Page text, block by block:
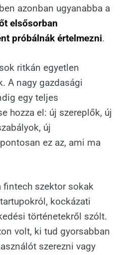
azonban ugyanabba a
elsősorban
próbálnák értelmezni.
ritkán egyetlen
A nagy gazdasági
egy teljes
hozza el: új szereplők, új
új
ez az, ami ma
fintech szektor sokak
kockázati
történetekről szólt.
volt, ki tud gyorsabban
szerezni vagy